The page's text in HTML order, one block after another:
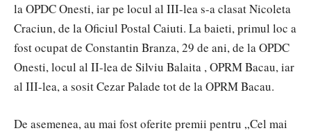
la OPDC Onesti, iar pe locul al III-lea s-a clasat Nicoleta
Craciun, de la Oficiul Postal Caiuti. La baieti, primul loc a
fost ocupat de Constantin Branza, 29 de ani, de la OPDC
Onesti, locul al II-lea de Silviu Balaita , OPRM Bacau, iar
al III-lea, a sosit Cezar Palade tot de la OPRM Bacau.
De asemenea, au mai fost oferite premii pentru „Cel mai